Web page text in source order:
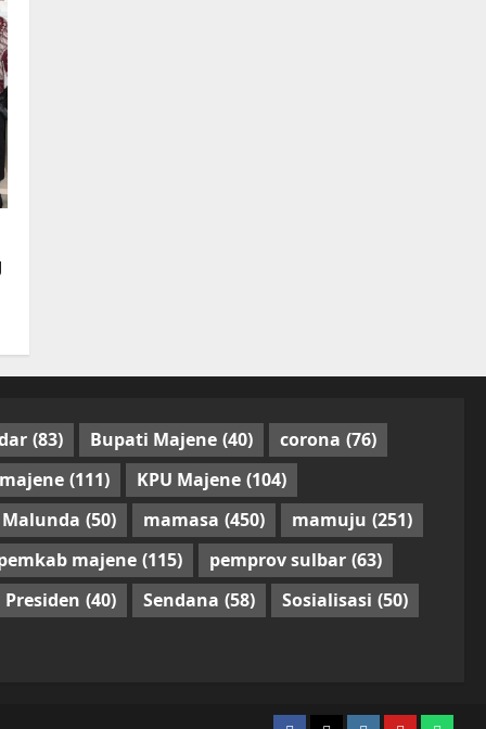
(83) Bupati Majene (40) corona (76)
(111) KPU Majene (104)
Malunda (50) mamasa (450) mamuju (251)
majene (115) pemprov sulbar (63)
Presiden (40) Sendana (58) Sosialisasi (50)